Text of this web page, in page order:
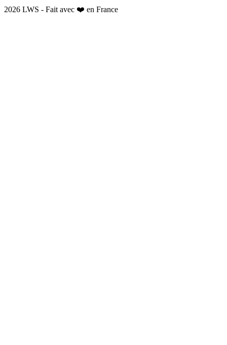
2026 LWS - Fait avec ❤️ en France